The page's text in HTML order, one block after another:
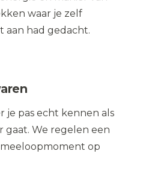
waar je zelf
aan had gedacht.
je pas echt kennen als
gaat. We regelen een
op